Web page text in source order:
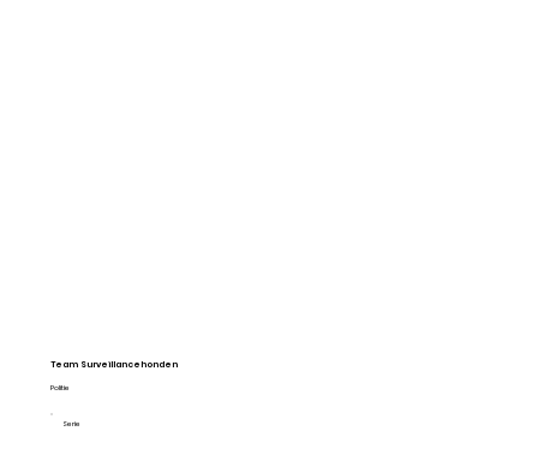
Team Surveillancehonden
Politie
Serie